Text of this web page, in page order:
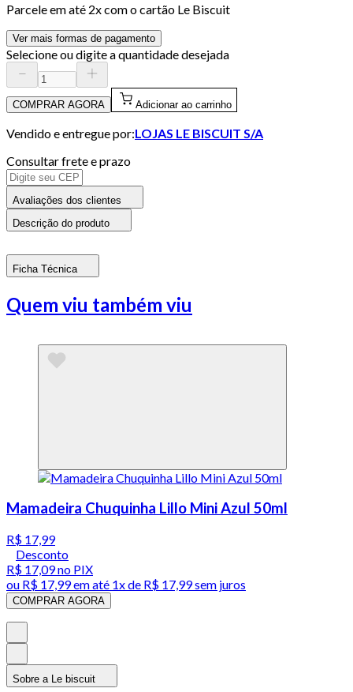
Parcele em até 2x com o cartão Le Biscuit
Ver mais formas de pagamento
Selecione ou digite a quantidade desejada
COMPRAR AGORA Adicionar ao carrinho
Vendido e entregue por:LOJAS LE BISCUIT S/A
Consultar frete e prazo
Avaliações dos clientes
Descrição do produto
Ficha Técnica
Quem viu também viu
Mamadeira Chuquinha Lillo Mini Azul 50ml
R$ 17,99
Desconto
R$ 17,09no PIX
ou R$ 17,99em até 1x de R$ 17,99sem juros
COMPRAR AGORA
Sobre a Le biscuit